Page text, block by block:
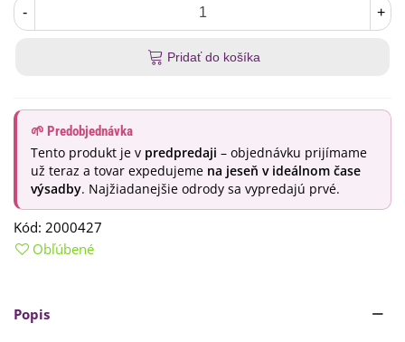
- +
Pridať do košíka
🌱 Predobjednávka
Tento produkt je v predpredaji – objednávku prijímame
už teraz a tovar expedujeme na jeseň v ideálnom čase
výsadby. Najžiadanejšie odrody sa vypredajú prvé.
Kód: 2000427
Obľúbené
Popis